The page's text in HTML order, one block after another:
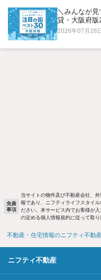
＼みんなが
貸・大阪府版
2026年07月28
免責
事項
当サイトの物件及び不動産会社、
報であり、ニフティライフスタイ
ださい。本サービス内でお客様が
の定める個人情報規約に従って取り
不動産・住宅情報のニフティ不動
ニフティ不動産